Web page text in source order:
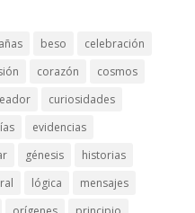
beso
celebración
corazón
cosmos
curiosidades
evidencias
génesis
historias
lógica
mensajes